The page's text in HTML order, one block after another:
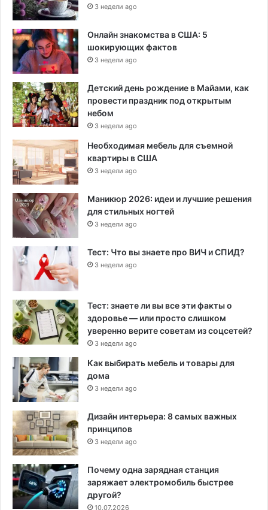
3 недели ago
Онлайн знакомства в США: 5
шокирующих фактов
3 недели ago
Детский день рождение в Майами, как
провести праздник под открытым
небом
3 недели ago
Необходимая мебель для съемной
квартиры в США
3 недели ago
Маникюр 2026: идеи и лучшие решения
для стильных ногтей
3 недели ago
Тест: Что вы знаете про ВИЧ и СПИД?
3 недели ago
Тест: знаете ли вы все эти факты о
здоровье — или просто слишком
уверенно верите советам из соцсетей?
3 недели ago
Как выбирать мебель и товары для
дома
3 недели ago
Дизайн интерьера: 8 самых важных
принципов
3 недели ago
Почему одна зарядная станция
заряжает электромобиль быстрее
другой?
10.07.2026